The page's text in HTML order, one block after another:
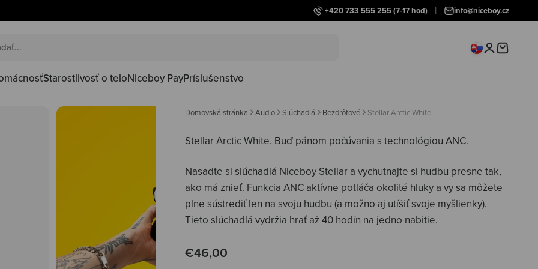
+420 733 555 255(7-17 hod) info@niceboy.cz
Starostlivosť o teloNiceboy PayPríslušenstvo
Prihlásiť sa
Košík
Domovská stránka Audio Slúchadlá Bezdrôtové Stellar Arctic White
Stellar Arctic White. Buď pánom počúvania s technológiou ANC.
Nasadte si slúchadlá Niceboy Stellar a vychutnajte si hudbu presne tak,
ako má znieť. Funkcia ANC aktívne potláča okolité hluky a vy sa môžete
plne sústrediť len na svoju hudbu (a možno aj utíšiť svoje myšlienky).
Tieto slúchadlá vydržia hrať až 40 hodín na jedno nabitie.
Predajná cena
€46,00